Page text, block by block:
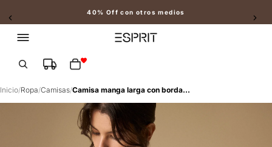
40% Off con otros medios
Slide 2 of 2
Inicio/Ropa/Camisas/ Camisa manga larga con bordado en pecho y puño - Blanco